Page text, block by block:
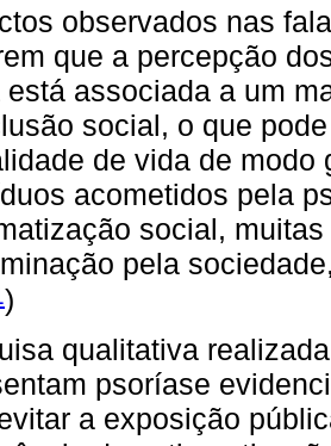
observados nas
que a percepção
associada a um
social, o que
de vida de modo
acometidos pela
social,
pela
)
qualitativa
psoríase
a exposição